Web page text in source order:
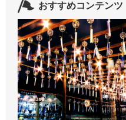
おすすめコンテンツ